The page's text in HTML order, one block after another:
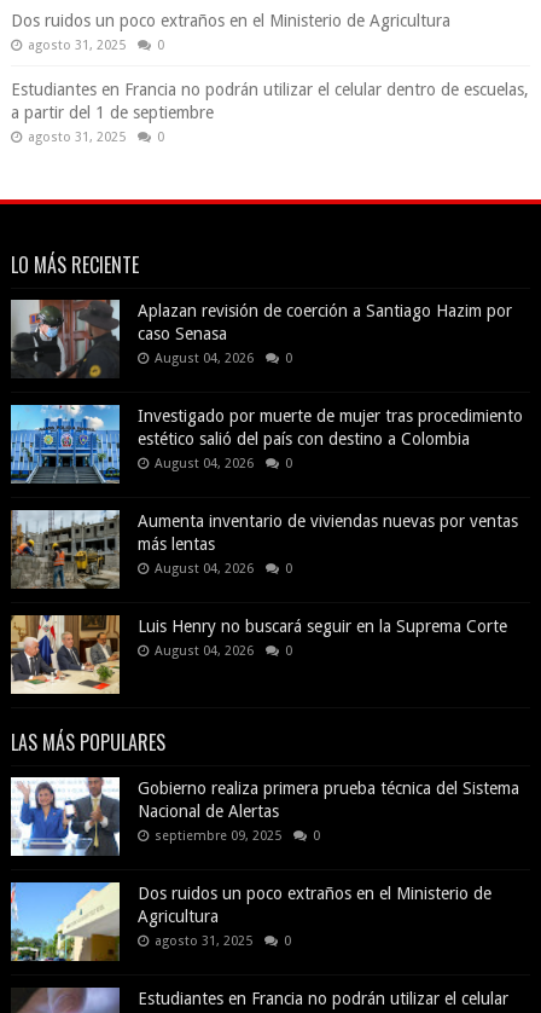
Dos ruidos un poco extraños en el Ministerio de Agricultura
agosto 31, 2025 0
Estudiantes en Francia no podrán utilizar el celular dentro de escuelas,
a partir del 1 de septiembre
agosto 31, 2025 0
LO MÁS RECIENTE
Aplazan revisión de coerción a Santiago Hazim por
caso Senasa
August 04, 2026 0
Investigado por muerte de mujer tras procedimiento
estético salió del país con destino a Colombia
August 04, 2026 0
Aumenta inventario de viviendas nuevas por ventas
más lentas
August 04, 2026 0
Luis Henry no buscará seguir en la Suprema Corte
August 04, 2026 0
LAS MÁS POPULARES
Gobierno realiza primera prueba técnica del Sistema
Nacional de Alertas
septiembre 09, 2025 0
Dos ruidos un poco extraños en el Ministerio de
Agricultura
agosto 31, 2025 0
Estudiantes en Francia no podrán utilizar el celular